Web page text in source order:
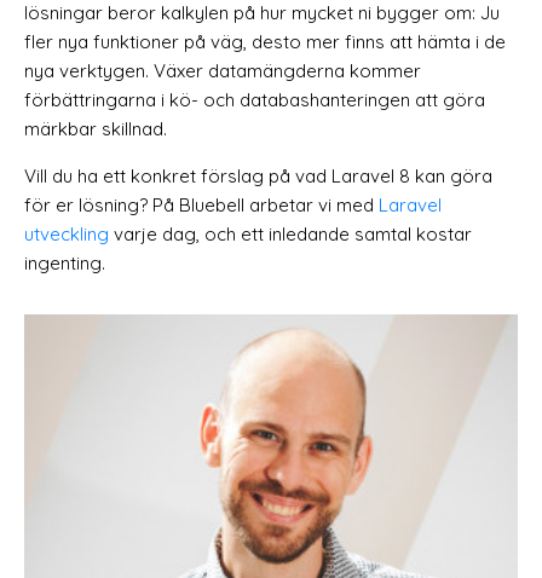
lösningar beror kalkylen på hur mycket ni bygger om: Ju
fler nya funktioner på väg, desto mer finns att hämta i de
nya verktygen. Växer datamängderna kommer
förbättringarna i kö- och databashanteringen att göra
märkbar skillnad.
Vill du ha ett konkret förslag på vad Laravel 8 kan göra
för er lösning? På Bluebell arbetar vi med Laravel
utveckling varje dag, och ett inledande samtal kostar
ingenting.